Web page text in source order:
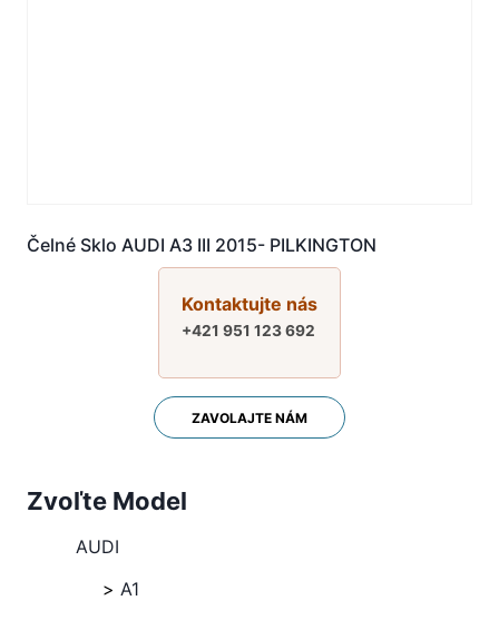
Čelné Sklo AUDI A3 III 2015- PILKINGTON
Kontaktujte nás
+421 951 123 692
ZAVOLAJTE NÁM
Zvoľte Model
AUDI
A1